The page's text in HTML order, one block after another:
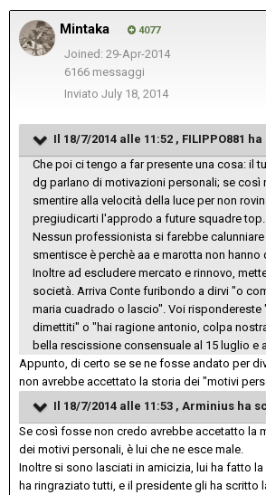
Mintaka 4077
Joined: 29-Apr-2014
6166 messaggi
Inviato July 18, 2014
Il 18/7/2014 alle 11:52 , FILIPPO881
Che poi ci tengo a far presente una cosa: il
dg parlano di motivazioni personali; se così
smentire alla velocità della luce per non
pregiudicarti l'approdo a future squadre top.
Nessun professionista si farebbe calunniare
smentisce è perchè aa e marotta non hanno
Inoltre ad escludere mercato e rinnovo,
società. Arriva Conte furibondo a dirvi "o
maria cuadrado o lascio". Voi rispondereste
dimettiti" o "hai ragione antonio, colpa
bella rescissione consensuale al 15 luglio e
Appunto, di certo se se ne fosse andato per
non avrebbe accettato la storia dei "motivi
Il 18/7/2014 alle 11:53 , Arminius ha
Se così fosse non credo avrebbe accetatto la
dei motivi personali, è lui che ne esce male.
Inoltre si sono lasciati in amicizia, lui ha fatto
ha ringraziato tutti, e il presidente gli ha scritto